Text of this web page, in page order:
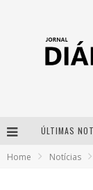
ÚLTIMAS
Home Notícias